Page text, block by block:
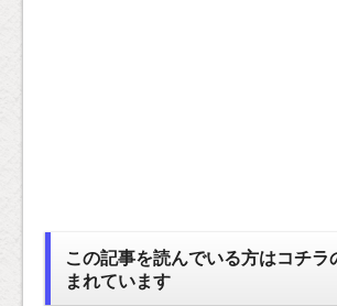
この記事を読んでいる方はコチラ
まれています